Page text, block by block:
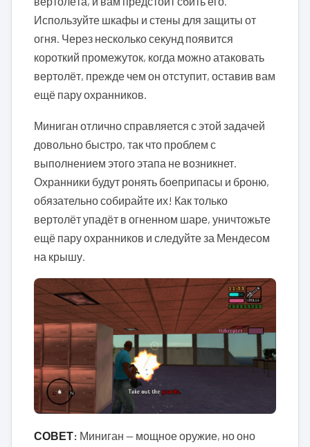
Используйте шкафы и стены для защиты от
огня. Через несколько секунд появится
короткий промежуток, когда можно атаковать
вертолёт, прежде чем он отступит, оставив вам
ещё пару охранников.
Миниган отлично справляется с этой задачей
довольно быстро, так что проблем с
выполнением этого этапа не возникнет.
Охранники будут ронять боеприпасы и броню,
обязательно собирайте их! Как только
вертолёт упадёт в огненном шаре, уничтожьте
ещё пару охранников и следуйте за Мендесом
на крышу.
СОВЕТ: Миниган — мощное оружие, но оно